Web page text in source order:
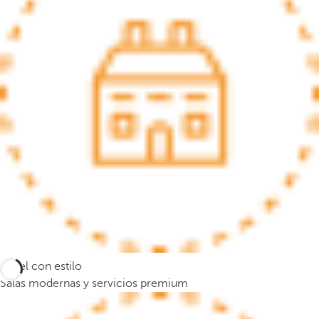
e
m
u
e
v
e
a
a
Hotel con estilo
Salas modernas y servicios premium